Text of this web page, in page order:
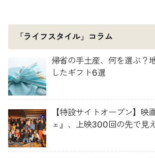
「ライフスタイル」コラム
帰省の手土産、何を選ぶ？
したギフト6選
【特設サイトオープン】映
ェ』、上映300回の先で見